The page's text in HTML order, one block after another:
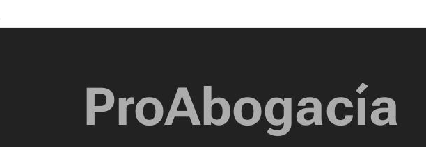
ProAbogacía